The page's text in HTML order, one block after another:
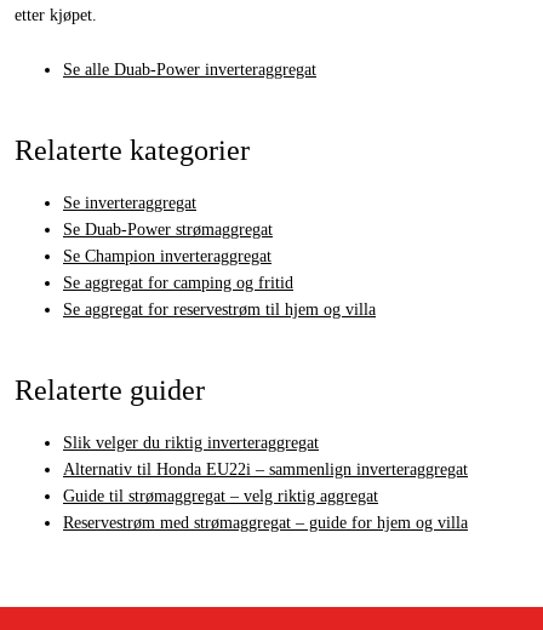
etter kjøpet.
Se alle Duab-Power inverteraggregat
Relaterte kategorier
Se inverteraggregat
Se Duab-Power strømaggregat
Se Champion inverteraggregat
Se aggregat for camping og fritid
Se aggregat for reservestrøm til hjem og villa
Relaterte guider
Slik velger du riktig inverteraggregat
Alternativ til Honda EU22i – sammenlign inverteraggregat
Guide til strømaggregat – velg riktig aggregat
Reservestrøm med strømaggregat – guide for hjem og villa